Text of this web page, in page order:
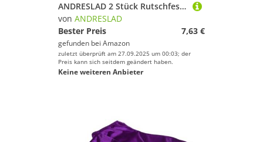
ANDRESLAD 2 Stück Rutschfeste Yoga kniepads Stoßdämpfende Verschleißfeste Balance Knieschützer für Haus Pilates und Gymnastik Langlebige Multifunktionspads für Komfortables Training Harten
von ANDRESLAD
Bester Preis
7,63 €
gefunden bei Amazon
zuletzt überprüft am 27.09.2025 um 00:03; der
Preis kann sich seitdem geändert haben.
Keine weiteren Anbieter